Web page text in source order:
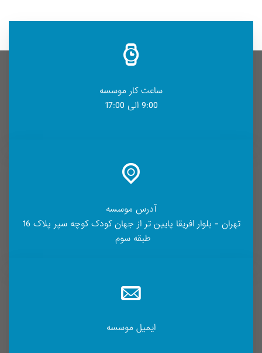
ساعت کار موسسه
9:00 الی 17:00
آدرس موسسه
تهران - بلوار افریقا پایین تر از جهان کودک کوچه سپر پلاک 16
طبقه سوم
ایمیل موسسه